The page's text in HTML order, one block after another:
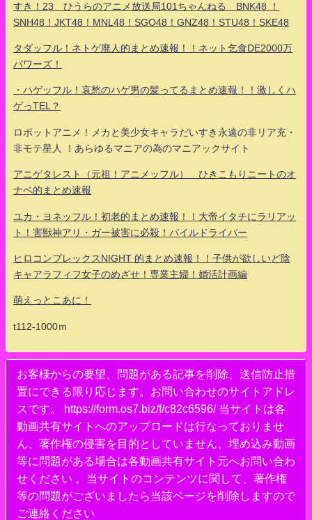
すき！23 ひうらのアニメ放送局101ちゃんねる BNK48 ！
SNH48！JKT48！MNL48！SGO48！GNZ48！STU48！SKE48
タダッフル！ネトゲ廃人的まとめ速報！！ネット乞食DE2000万
パワーズ！
・ハゲッフル！哀愁のハゲ男の髪ってるまとめ速報！！激しくハ
ゲっTEL？
ロボットアニメ！メカと美少女キャラだいすき永遠の非リア充・
非モテ星人 ！あらゆるマニアの為のマニアックサイト
アニゲタレスト（元祖！アニメッフル） ひきこもりニートのオ
ナベ的まとめ速報
ユカ・ヨネッフル！初老的まとめ速報！！大帝イタチにラリアッ
ト！害獣神アリ・ガー被害に必殺！パイルドライバー
ヒロコンプレックスNIGHT 的まとめ速報！！子供が欲しいど陰
キャアラフィフ女子のめざせ！専業主婦！婚活計画編
萌えっとこあに！
t112-1000ｍ
お客様からの要望、問題がある記事を削除、送信防止措
置にできる限り応じます。お問い合わせのサイトアドレ
スです。 https://form.os7.biz/f/c82c6596/ 当サイトは各
動画共有サイトへのアップロードは行なっておりませ
ん、著作権の侵害を目的としていません、埋め込み動画
等に問題がある場合は各動画共有サイト元へお問い合わ
せください 。当サイトのコンテンツに関して、著作権
等の問題がございましたら当該ページを削除しますので
ご連絡ください